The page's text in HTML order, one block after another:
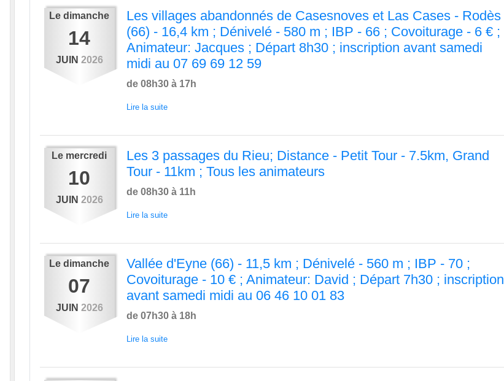
Ledimanche
14
JUIN 2026
Les villages abandonnés de Casesnoves et Las Cases - Rodès
(66) - 16,4 km ; Dénivelé - 580 m ; IBP - 66 ; Covoiturage - 6 € ;
Animateur: Jacques ; Départ 8h30 ; inscription avant samedi
midi au 07 69 69 12 59
de 08h30 à 17h
Lire la suite
Le mercredi
10
JUIN 2026
Les 3 passages du Rieu; Distance - Petit Tour - 7.5km, Grand
Tour - 11km ; Tous les animateurs
de 08h30 à 11h
Lire la suite
Ledimanche
07
JUIN 2026
Vallée d'Eyne (66) - 11,5 km ; Dénivelé - 560 m ; IBP - 70 ;
Covoiturage - 10 € ; Animateur: David ; Départ 7h30 ; inscription
avant samedi midi au 06 46 10 01 83
de 07h30 à 18h
Lire la suite